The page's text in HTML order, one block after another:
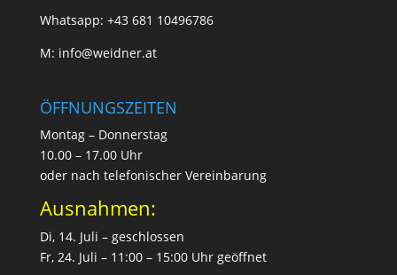
Whatsapp: +43 681 10496786
M: info@weidner.at
ÖFFNUNGSZEITEN
Montag – Donnerstag
10.00 – 17.00 Uhr
oder nach telefonischer Vereinbarung
Ausnahmen:
Di, 14. Juli – geschlossen
Fr, 24. Juli – 11:00 – 15:00 Uhr geöffnet